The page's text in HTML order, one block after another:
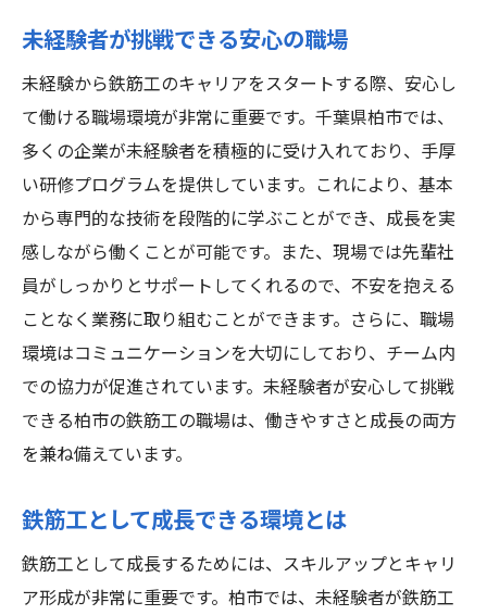
未経験者が挑戦できる安心の職場
未経験から鉄筋工のキャリアをスタートする際、安心し
て働ける職場環境が非常に重要です。千葉県柏市では、
多くの企業が未経験者を積極的に受け入れており、手厚
い研修プログラムを提供しています。これにより、基本
から専門的な技術を段階的に学ぶことができ、成長を実
感しながら働くことが可能です。また、現場では先輩社
員がしっかりとサポートしてくれるので、不安を抱える
ことなく業務に取り組むことができます。さらに、職場
環境はコミュニケーションを大切にしており、チーム内
での協力が促進されています。未経験者が安心して挑戦
できる柏市の鉄筋工の職場は、働きやすさと成長の両方
を兼ね備えています。
鉄筋工として成長できる環境とは
鉄筋工として成長するためには、スキルアップとキャリ
ア形成が非常に重要です。柏市では、未経験者が鉄筋工